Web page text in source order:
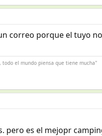
correo porque el tuyo
el mundo piensa que tiene mucha"
pero es el mejopr